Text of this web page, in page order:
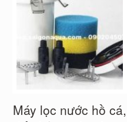
Máy lọc nước hồ cá,